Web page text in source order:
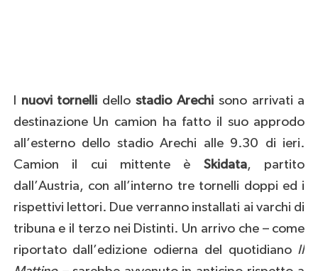
nuovi tornelli dellostadio Arechi sono arrivati a
destinazione Un camion ha fatto il suo approdo
all’esterno dello stadio Arechi alle 9.30 di ieri.
Camion il cui mittente è Skidata, partito
dall’Austria, con all’interno tre tornelli doppi ed i
rispettivi lettori. Due verranno installati ai varchi di
tribuna e il terzo nei Distinti. Un arrivo che – come
riportato dall’edizione odierna del quotidiano Il